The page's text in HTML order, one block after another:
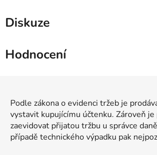
Diskuze
Hodnocení
Podle zákona o evidenci tržeb je
vystavit kupujícímu účtenku. Zároveň je
zaevidovat přijatou tržbu u správce
případě technického výpadku pak